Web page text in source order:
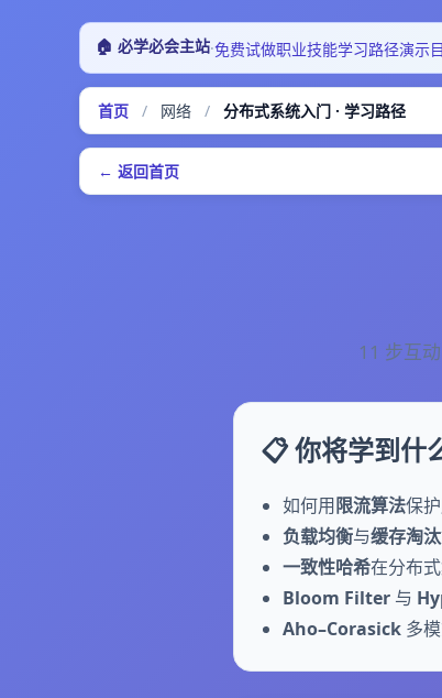
🏠 必学必会主站·免费试做职业技能学习路径演示
首页 / 网络 / 分布式系统入门 · 学习路径
← 返回首页
11 步互
📋 你将学到什
如何用限流算法保
负载均衡与缓存淘汰
一致性哈希在分布
Bloom Filter 与
Aho–Corasick 多